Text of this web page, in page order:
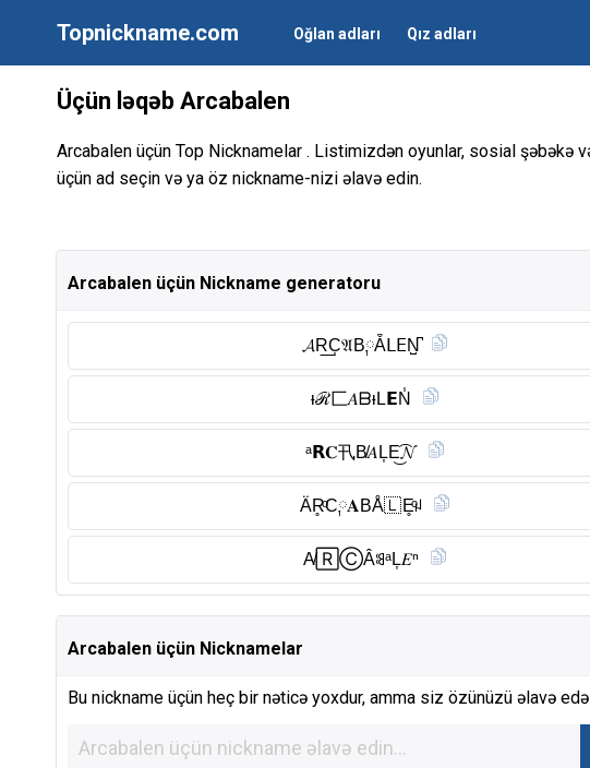
Topnickname.com Oğlan adları Qız adları
Üçün ləqəb Arcabalen
Arcabalen üçün Top Nicknamelar . Listimizdən oyunlar, sosial şəbəkə
üçün ad seçin və ya öz nickname-nizi əlavə edin.
Arcabalen üçün Nickname generatoru
𝓐R͟C͎𝔄B༙Ẵᒪ𝖤N̺͆
ᵼℛ匚𝐴ᗷᵼL𝗘N̾
ᵃ𝗥𝐂卂B̸𝐴L͎E͜͡𝓝
ÄR̥ͦC༙𝐀BÅ🇱 E̥ͦꈤ
A̸🅁Ⓒ︎ÂꌃᵃL͎𝐸ⁿ
Arcabalen üçün Nicknamelar
Bu nickname üçün heç bir nəticə yoxdur, amma siz özünüzü əlavə